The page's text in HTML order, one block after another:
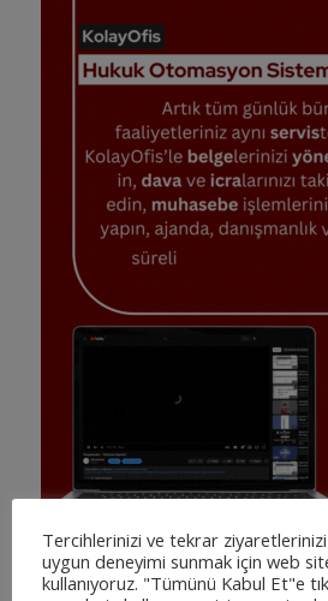
Tercihlerinizi ve tekrar
uygun deneyimi sunmak için web
kullanıyoruz. "Tümünü Kabul Et"e